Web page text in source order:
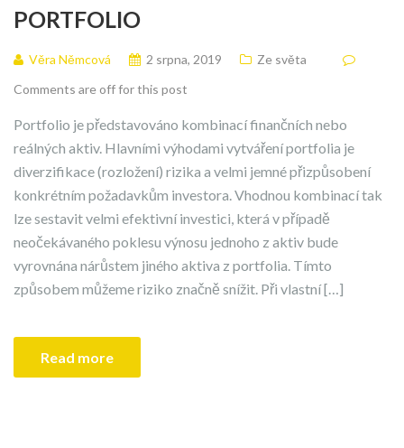
PORTFOLIO
Věra Němcová 2 srpna, 2019
Ze světa
Comments are off for this post
Portfolio je představováno kombinací finančních nebo
reálných aktiv. Hlavními výhodami vytváření portfolia je
diverzifikace (rozložení) rizika a velmi jemné přizpůsobení
konkrétním požadavkům investora. Vhodnou kombinací tak
lze sestavit velmi efektivní investici, která v případě
neočekávaného poklesu výnosu jednoho z aktiv bude
vyrovnána nárůstem jiného aktiva z portfolia. Tímto
způsobem můžeme riziko značně snížit. Při vlastní […]
Read more